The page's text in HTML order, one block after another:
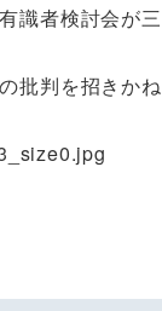
識者検討会が三
批判を招きかね